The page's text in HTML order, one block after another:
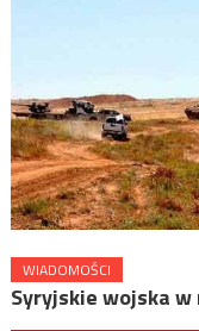
WIADOMOŚCI
Syryjskie wojska